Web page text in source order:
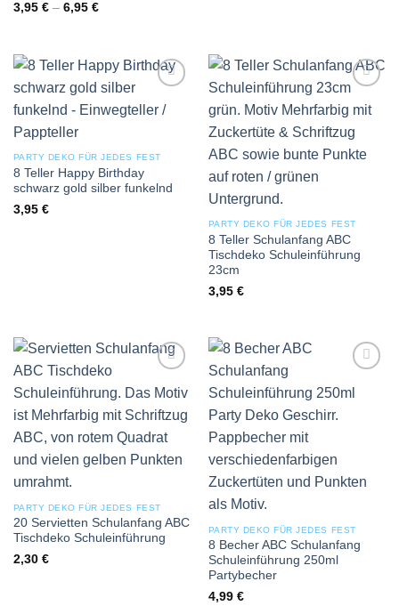
3,95 €– 6,95 €
wishlist
PARTY DEKO FÜR JEDES FEST
8 Teller Happy Birthday
schwarz gold silber funkelnd
3,95 €
wishlist
PARTY DEKO FÜR JEDES FEST
8 Teller Schulanfang ABC
Tischdeko Schuleinführung
23cm
3,95 €
wishlist
PARTY DEKO FÜR JEDES FEST
20 Servietten Schulanfang ABC
Tischdeko Schuleinführung
2,30 €
wishlist
PARTY DEKO FÜR JEDES FEST
8 Becher ABC Schulanfang
Schuleinführung 250ml
Partybecher
4,99 €